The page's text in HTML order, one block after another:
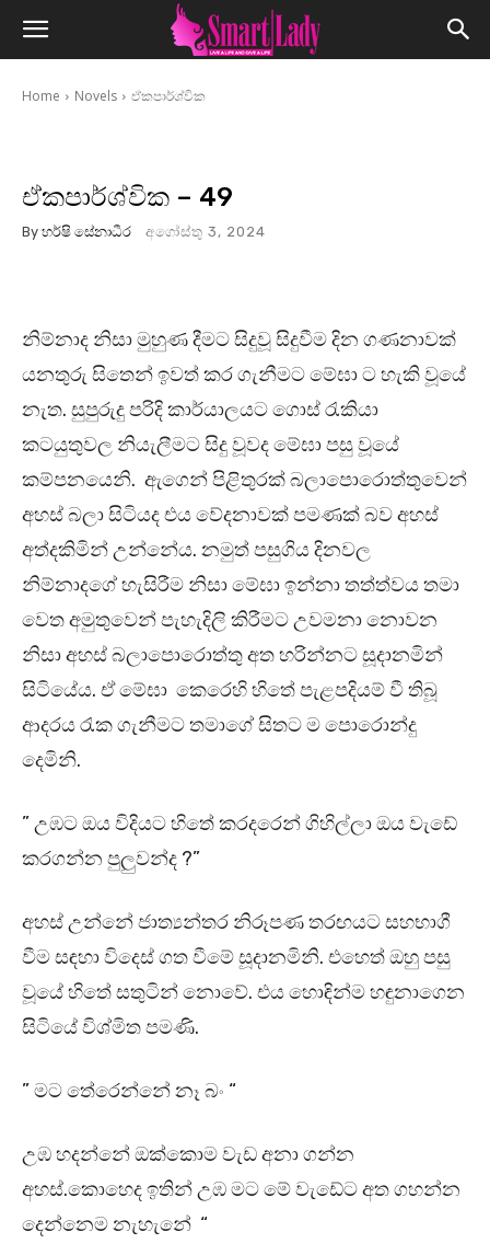
Home Novels ඒකපාර්ශ්වික
ඒකපාර්ශ්වික – 49
By හර්ෂි සේනාධීර අගෝස්තු 3, 2024
නිම්නාද නිසා මුහුණ දීමට සිදුවූ සිදුවීම දින ගණනාවක්
යනතුරු සිතෙන් ඉවත් කර ගැනීමට මේඝා ට හැකි වූයේ
නැත. සුපුරුදු පරිදි කාර්යාලයට ගොස් රැකියා
කටයුතුවල නියැලීමට සිදු වූවද මේඝා පසු වූයේ
කම්පනයෙනි. ඇගෙන් පිළිතුරක් බලාපොරොත්තුවෙන්
අහස් බලා සිටියද එය වේදනාවක් පමණක් බව අහස්
අත්දකිමින් උන්නේය. නමුත් පසුගිය දිනවල
නිම්නාදගේ හැසිරීම නිසා මේඝා ඉන්නා තත්ත්වය තමා
වෙත අමුතුවෙන් පැහැදිලි කිරීමට උවමනා නොවන
නිසා අහස් බලාපොරොත්තු අත හරින්නට සූදානමින්
සිටියේය. ඒ මේඝා කෙරෙහි හිතේ පැළපදියම් වී තිබූ
ආදරය රැක ගැනීමට තමාගේ සිතට ම පොරොන්දු
දෙමිනි.
” උඹට ඔය විදියට හිතේ කරදරෙන් ගිහිල්ලා ඔය වැඩේ
කරගන්න පුලුවන්ද ?”
අහස් උන්නේ ජාත්‍යන්තර නිරූපණ තරඟයට සහභාගී
වීම සඳහා විදෙස් ගත වීමේ සූදානමිනි. එහෙත් ඔහු පසු
වූයේ හිතේ සතුටින් නොවේ. එය හොඳින්ම හඳුනාගෙන
සිටියේ විශ්මිත පමණි.
” මට තේරෙන්නේ නෑ බං “
උඹ හදන්නේ ඔක්කොම වැඩ අනා ගන්න
අහස්.කොහෙද ඉතින් උඹ මට මේ වැඩේට අත ගහන්න
දෙන්නෙම නැහැනේ “